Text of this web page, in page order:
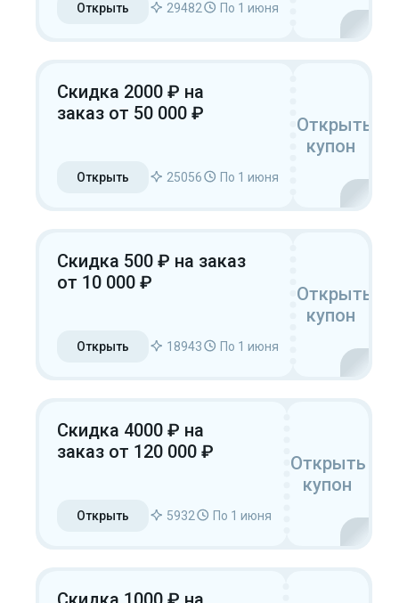
Открыть 29482 По 1 июня
Скидка 2000 ₽ на
заказ от 50 000 ₽
Открыть 25056 По 1 июня
Открыть
купон
Скидка 500 ₽ на заказ
от 10 000 ₽
Открыть 18943 По 1 июня
Открыть
купон
Скидка 4000 ₽ на
заказ от 120 000 ₽
Открыть 5932 По 1 июня
Открыть
купон